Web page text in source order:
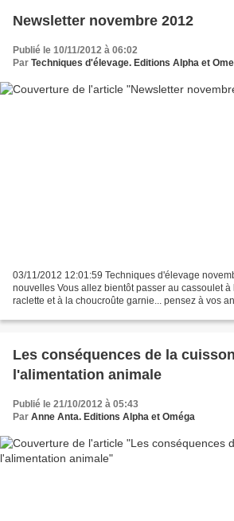
Newsletter novembre 2012
Publié le 10/11/2012 à 06:02
Par Techniques d'élevage. Editions Alpha et
03/11/2012 12:01:59 Techniques d'élevage
nouvelles Vous allez bientôt passer au cassoulet
raclette et à la choucroûte garnie... pensez à vos
Les conséquences de la
l'alimentation animale
Publié le 21/10/2012 à 05:43
Par Anne Anta. Editions Alpha et Oméga